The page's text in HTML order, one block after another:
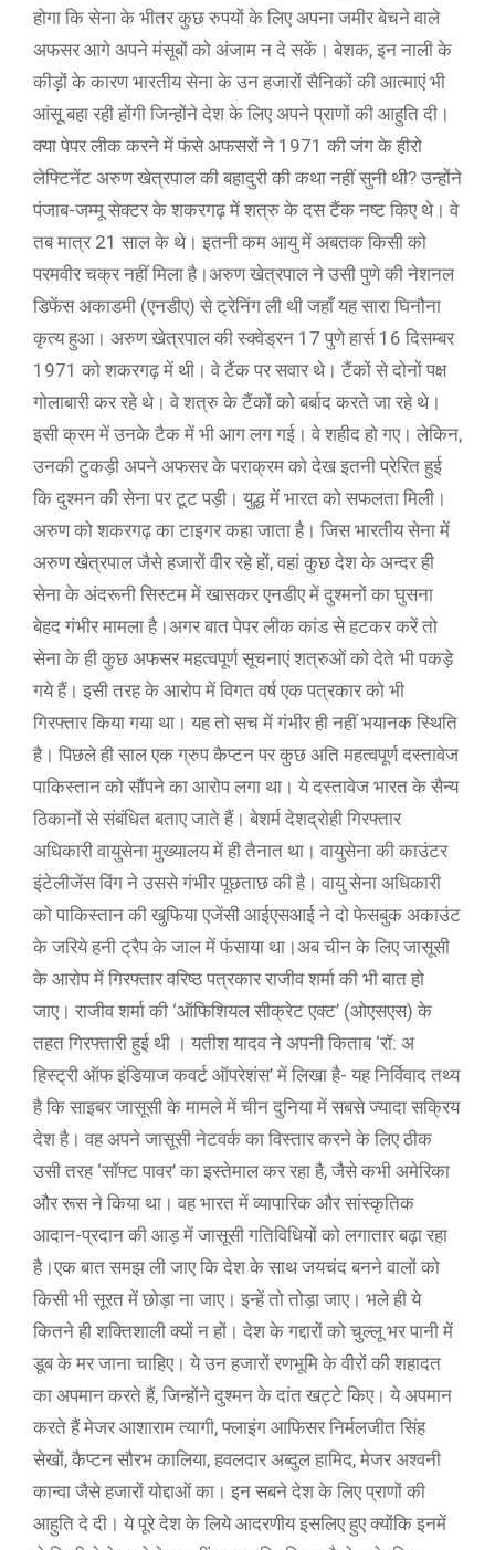
होगा कि सेना के भीतर कुछ रुपयों के लिए अपना जमीर बेचने वाले
अफसर आगे अपने मंसूबों को अंजाम न दे सकें। बेशक, इन नाली के
कीड़ों के कारण भारतीय सेना के उन हजारों सैनिकों की आत्माएं भी
आंसू बहा रही होंगी जिन्होंने देश के लिए अपने प्राणों की आहुति दी।
क्या पेपर लीक करने में फंसे अफसरों ने 1971 की जंग के हीरो
लेफ्टिनेंट अरुण खेत्रपाल की बहादुरी की कथा नहीं सुनी थी? उन्होंने
पंजाब-जम्मू सेक्टर के शकरगढ़ में शत्रु के दस टैंक नष्ट किए थे। वे
तब मात्र 21 साल के थे। इतनी कम आयु में अबतक किसी को
परमवीर चक्र नहीं मिला है।अरुण खेत्रपाल ने उसी पुणे की नेशनल
डिफेंस अकाडमी (एनडीए) से ट्रेनिंग ली थी जहाँ यह सारा घिनौना
कृत्य हुआ। अरुण खेत्रपाल की स्क्वेड्रन 17 पुणे हार्स 16 दिसम्बर
1971 को शकरगढ़ में थी। वे टैंक पर सवार थे। टैंकों से दोनों पक्ष
गोलाबारी कर रहे थे। वे शत्रु के टैंकों को बर्बाद करते जा रहे थे।
इसी क्रम में उनके टैक में भी आग लग गई। वे शहीद हो गए। लेकिन,
उनकी टुकड़ी अपने अफसर के पराक्रम को देख इतनी प्रेरित हुई
कि दुश्मन की सेना पर टूट पड़ी। युद्ध में भारत को सफलता मिली।
अरुण को शकरगढ़ का टाइगर कहा जाता है। जिस भारतीय सेना में
अरुण खेत्रपाल जैसे हजारों वीर रहे हों, वहां कुछ देश के अन्दर ही
सेना के अंदरूनी सिस्टम में खासकर एनडीए में दुश्मनों का घुसना
बेहद गंभीर मामला है।अगर बात पेपर लीक कांड से हटकर करें तो
सेना के ही कुछ अफसर महत्वपूर्ण सूचनाएं शत्रुओं को देते भी पकड़े
गये हैं। इसी तरह के आरोप में विगत वर्ष एक पत्रकार को भी
गिरफ्तार किया गया था। यह तो सच में गंभीर ही नहीं भयानक स्थिति
है। पिछले ही साल एक ग्रुप कैप्टन पर कुछ अति महत्वपूर्ण दस्तावेज
पाकिस्तान को सौंपने का आरोप लगा था। ये दस्तावेज भारत के सैन्य
ठिकानों से संबंधित बताए जाते हैं। बेशर्म देशद्रोही गिरफ्तार
अधिकारी वायुसेना मुख्यालय में ही तैनात था। वायुसेना की काउंटर
इंटेलीजेंस विंग ने उससे गंभीर पूछताछ की है। वायु सेना अधिकारी
को पाकिस्तान की खुफिया एजेंसी आईएसआई ने दो फेसबुक अकाउंट
के जरिये हनी ट्रैप के जाल में फंसाया था।अब चीन के लिए जासूसी
के आरोप में गिरफ्तार वरिष्ठ पत्रकार राजीव शर्मा की भी बात हो
जाए। राजीव शर्मा की ‘ऑफिशियल सीक्रेट एक्ट’ (ओएसएस) के
तहत गिरफ्तारी हुई थी । यतीश यादव ने अपनी किताब ‘रॉ: अ
हिस्ट्री ऑफ इंडियाज कवर्ट ऑपरेशंस’ में लिखा है- यह निर्विवाद तथ्य
है कि साइबर जासूसी के मामले में चीन दुनिया में सबसे ज्यादा सक्रिय
देश है। वह अपने जासूसी नेटवर्क का विस्तार करने के लिए ठीक
उसी तरह ‘सॉफ्ट पावर’ का इस्तेमाल कर रहा है, जैसे कभी अमेरिका
और रूस ने किया था। वह भारत में व्यापारिक और सांस्कृतिक
आदान-प्रदान की आड़ में जासूसी गतिविधियों को लगातार बढ़ा रहा
है।एक बात समझ ली जाए कि देश के साथ जयचंद बनने वालों को
किसी भी सूरत में छोड़ा ना जाए। इन्हें तो तोड़ा जाए। भले ही ये
कितने ही शक्तिशाली क्यों न हों। देश के गद्दारों को चुल्लू भर पानी में
डूब के मर जाना चाहिए। ये उन हजारों रणभूमि के वीरों की शहादत
का अपमान करते हैं, जिन्होंने दुश्मन के दांत खट्टे किए। ये अपमान
करते हैं मेजर आशाराम त्यागी, फ्लाइंग आफिसर निर्मलजीत सिंह
सेखों, कैप्टन सौरभ कालिया, हवलदार अब्दुल हामिद, मेजर अश्वनी
कान्वा जैसे हजारों योद्दाओं का। इन सबने देश के लिए प्राणों की
आहुति दे दी। ये पूरे देश के लिये आदरणीय इसलिए हुए क्योंकि इनमें